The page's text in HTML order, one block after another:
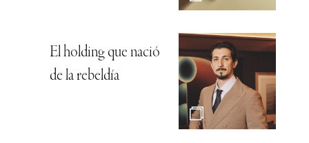
El holding que nació
de la rebeldía